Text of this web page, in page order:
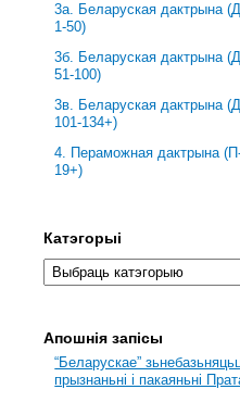
3a. Беларуская дактрына
1-50)
3б. Беларуская дактрына
51-100)
3в. Беларуская дактрына
101-134+)
4. Пераможная дактрына
19+)
Катэгорыі
Апошнія запісы
“Беларускае”
прызнаньні і пакаяньні